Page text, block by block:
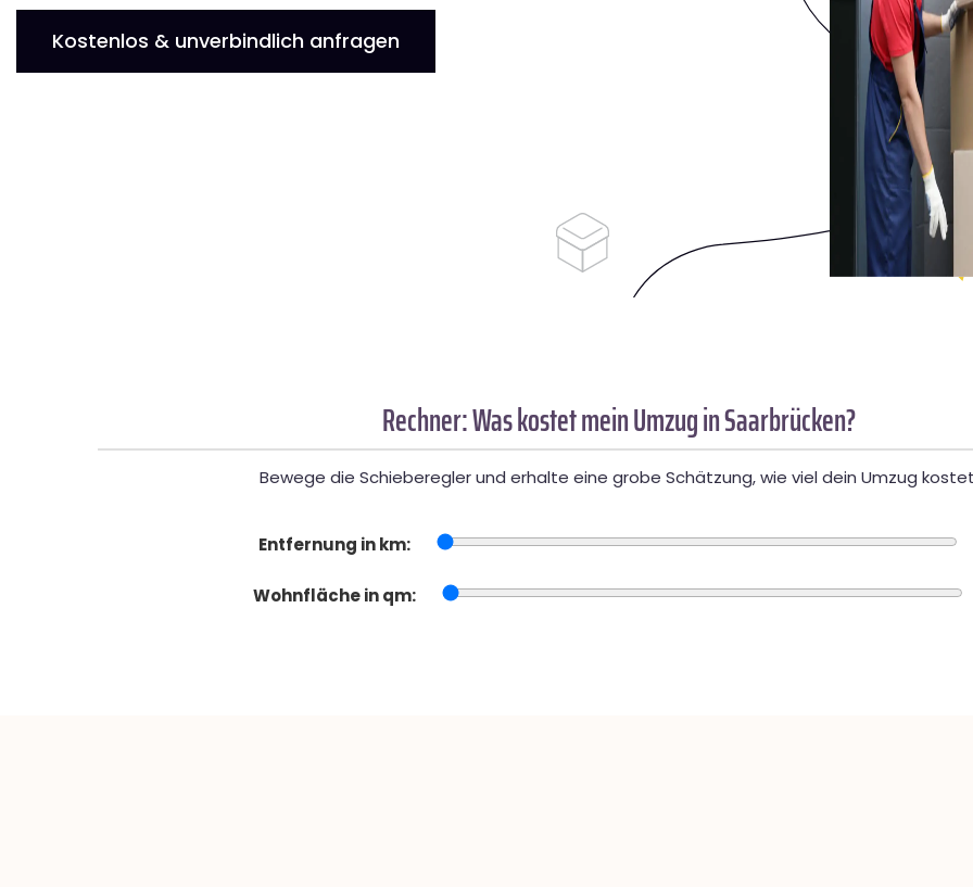
Kostenlos & unverbindlich anfragen
Rechner: Was kostet mein Umzug in Saarbrücken?
Bewege die Schieberegler und erhalte eine grobe Schätzung, wie viel dein Umzug
Entfernung in km:
Wohnfläche in qm: